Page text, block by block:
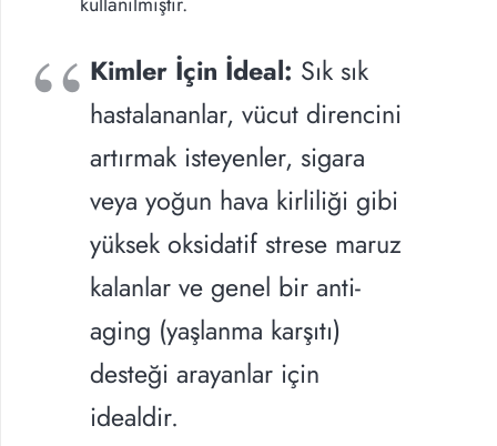
Kimler İçin İdeal: Sık sık
hastalananlar, vücut direncini
artırmak isteyenler, sigara
veya yoğun hava kirliliği gibi
yüksek oksidatif strese maruz
kalanlar ve genel bir anti-
aging (yaşlanma karşıtı)
desteği arayanlar için
idealdir.